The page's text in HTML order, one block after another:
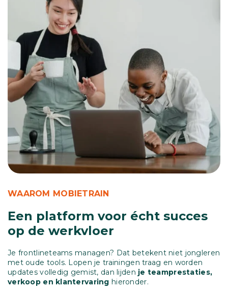
WAAROM MOBIETRAIN
Een platform voor écht succes
op de werkvloer
Je frontlineteams managen? Dat betekent niet jongleren
met oude tools. Lopen je trainingen traag en worden
updates volledig gemist, dan lijden je teamprestaties,
verkoop en klantervaring hieronder.